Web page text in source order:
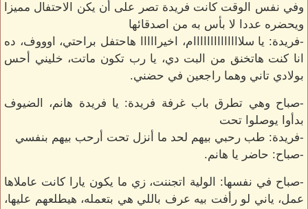
وفي نفس الوقت كانت فريدة تصر على أن يكن الاحتفال مميزا
ويحضره عددا لا بأس به من اصدقائها
-فريدة: يا سلاااااااااااااام، اخيرااااا هاحتفل براحتي، اوووف، ده
انا كنت هاتخنق من البت دي، يا رب تكون ماتت، خليني أحس
بولادي تاني وهما راجعين في حضني.
-صباح وهي تطرق باب غرفة فريدة: يا فريدة هانم، الضيوف
بدأوا يوصلوا تحت
-فريدة: طب رحبي بيهم لحد ما أنزل تحت أرحب بيهم بنفسي
-صباح: حاضر يا هانم.
-صباح في نفسها: الولية اتجننت، زي ما يكون يارا كانت عاملاها
عمل، ياني لو رأفت بيه عرف باللي هي بتعمله، هيطلعهم عليها،